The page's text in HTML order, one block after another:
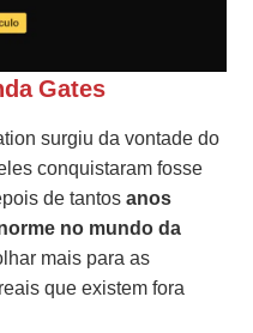
Gates
surgiu da vontade do
conquistaram fosse
de tantosanos
no mundo da
mais para as
que existem fora